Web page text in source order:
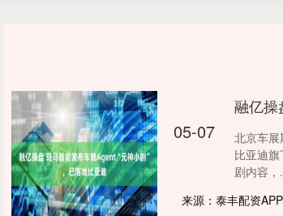
05-07
融亿操
北京车展
比亚迪
剧内容，
来源：泰丰配资